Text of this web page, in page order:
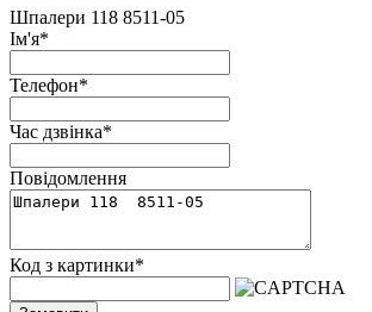
Шпалери 118 8511-05
Ім'я*
Телефон*
Час дзвінка*
Повідомлення
Код з картинки*